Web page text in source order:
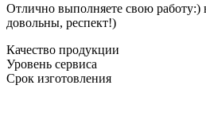
Отлично выполняете свою работу:)
довольны, респект!)
Качество продукции
Уровень сервиса
Срок изготовления